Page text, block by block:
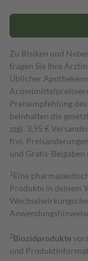
Zu Risiken und
fragen Sie Ihre
Üblicher
Preisempfehlung
beinhalten die
zzgl. 3,95 €
frei.
und Gratis-
1 Eine
Produkte in deinem
2Biozidprodukte
und